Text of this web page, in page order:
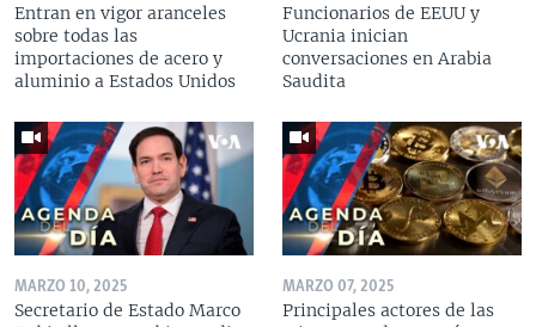
Entran en vigor aranceles
sobre todas las
importaciones de acero y
aluminio a Estados Unidos
Funcionarios de EEUU y
Ucrania inician
conversaciones en Arabia
Saudita
MARZO 10, 2025
Secretario de Estado Marco
MARZO 07, 2025
Principales actores de las